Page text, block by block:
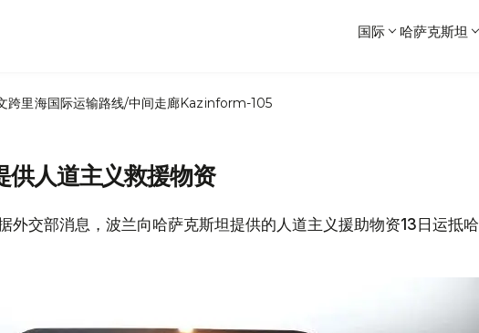
国际 哈萨克斯坦
跨里海国际运输路线/中间走廊Kazinform-105
供人道主义救援物资
外交部消息，波兰向哈萨克斯坦提供的人道主义援助物资13日运抵哈